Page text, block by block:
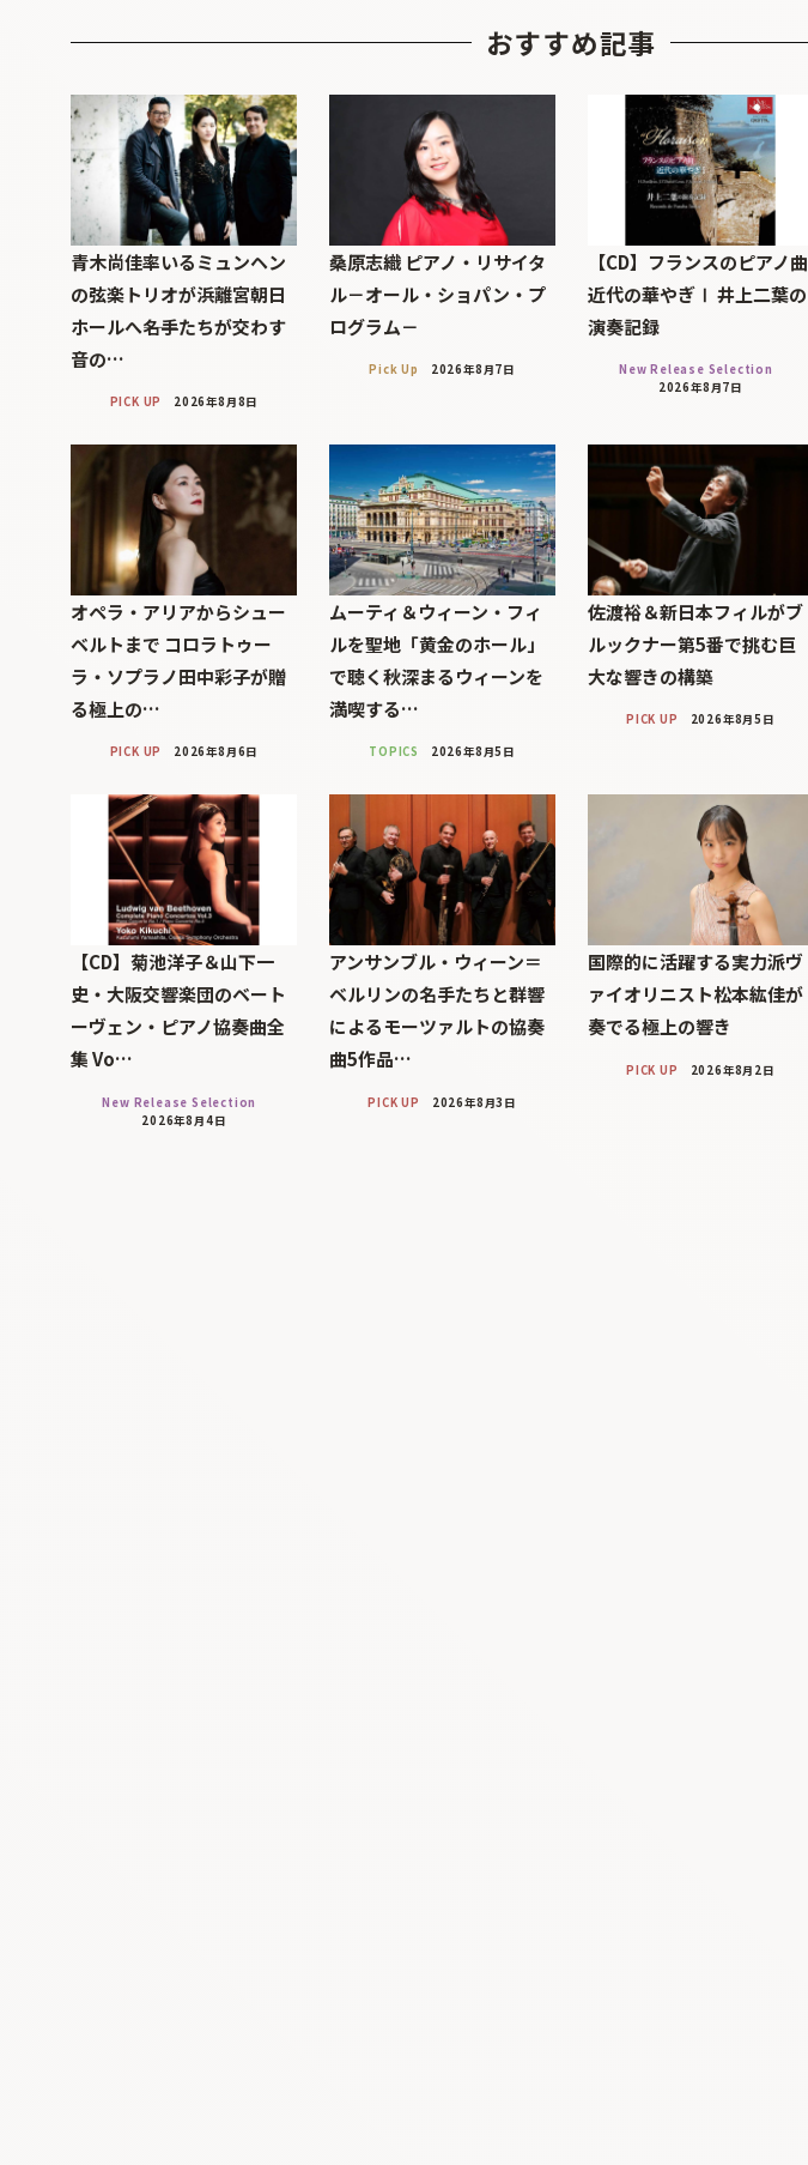
おすすめ記事
青木尚佳率いるミュンヘン
の弦楽トリオが浜離宮朝日
ホールへ――名手たちが交わす
音の…
PICK UP 2026年8月8日
桑原志織 ピアノ・リサイタ
ル－オール・ショパン・プ
ログラム－
Pick Up 2026年8月7日
【CD】フランスのピアノ曲
近代の華やぎⅠ 井上二葉の
演奏記録
New Release Selection
2026年8月7日
オペラ・アリアからシュー
ベルトまで コロラトゥー
ラ・ソプラノ田中彩子が贈
る極上の…
PICK UP 2026年8月6日
ムーティ＆ウィーン・フィ
ルを聖地「黄金のホール」
で聴く秋深まるウィーンを
満喫する…
TOPICS 2026年8月5日
佐渡裕＆新日本フィルがブ
ルックナー第5番で挑む巨
大な響きの構築
PICK UP 2026年8月5日
【CD】菊池洋子＆山下一
史・大阪交響楽団のベート
ーヴェン・ピアノ協奏曲全
集 Vo…
New Release Selection
2026年8月4日
アンサンブル・ウィーン＝
ベルリンの名手たちと群響
によるモーツァルトの協奏
曲5作品…
PICK UP 2026年8月3日
国際的に活躍する実力派ヴ
ァイオリニスト松本紘佳が
奏でる極上の響き
PICK UP 2026年8月2日